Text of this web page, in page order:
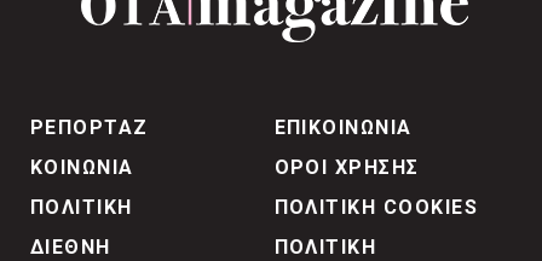
ΡΕΠΟΡΤΑΖ
ΚΟΙΝΩΝΙΑ
ΠΟΛΙΤΙΚΗ
ΔΙΕΘΝΗ
ΕΠΙΚΟΙΝΩΝΙΑ
ΟΡΟΙ ΧΡΗΣΗΣ
ΠΟΛΙΤΙΚΗ COOKIES
ΠΟΛΙΤΙΚΗ